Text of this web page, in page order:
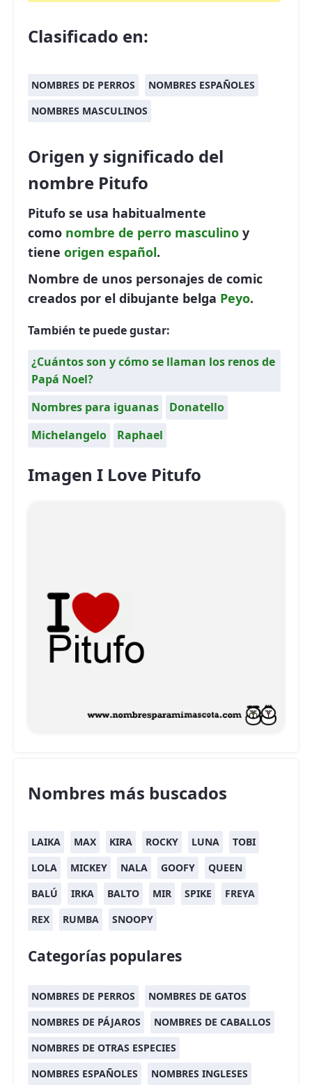
Clasificado en:
NOMBRES DE PERROS
NOMBRES ESPAÑOLES
NOMBRES MASCULINOS
Origen y significado del
nombre Pitufo
Pitufo se usa habitualmente
como nombre de perro masculino y
tiene origen español.
Nombre de unos personajes de comic
creados por el dibujante belga Peyo.
También te puede gustar:
¿Cuántos son y cómo se llaman los renos de
Papá Noel?
Nombres para iguanas
Donatello
Michelangelo
Raphael
Imagen I Love Pitufo
Nombres más buscados
LAIKA MAX KIRA ROCKY LUNA
TOBI
LOLA
MICKEY NALA GOOFY
QUEEN
BALÚ
IRKA BALTO MIR SPIKE
FREYA
REX
RUMBA SNOOPY
Categorías populares
NOMBRES DE PERROS
NOMBRES DE GATOS
NOMBRES DE PÁJAROS
NOMBRES DE CABALLOS
NOMBRES DE OTRAS ESPECIES
NOMBRES ESPAÑOLES
NOMBRES INGLESES